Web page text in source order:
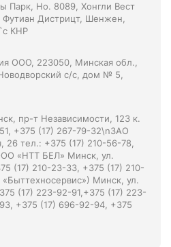
Парк, Но. 8089, Хонгли Вест
Футиан Дистрицт, Шенжен,
КНР
ООО, 223050, Минская обл.,
с/с, дом № 5,
пр-т Независимости, 123 к.
+375 (17) 267-79-32\nЗАО
тел.: +375 (17) 210-56-78,
«НТТ БЕЛ» Минск, ул.
(17) 210-23-33, +375 (17) 210-
Минск, ул.
(17) 223-92-91,+375 (17) 223-
+375 (17) 696-92-94, +375